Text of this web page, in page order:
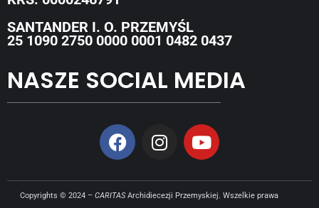
SANTANDER I. O. PRZEMYŚL
25 1090 2750 0000 0001 0482 0437
NASZE SOCIAL MEDIA
Copyrights © 2024 – CARITASArchidiecezji Przemyskiej. Wszelkie prawa